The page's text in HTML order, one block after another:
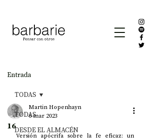
Entrada
TODAS
DESDE EL ALMACÉN
TODAS
16
Martin Hopenhayn
6 mar 2023
Versión apócrifa sobre la fe eficaz: un